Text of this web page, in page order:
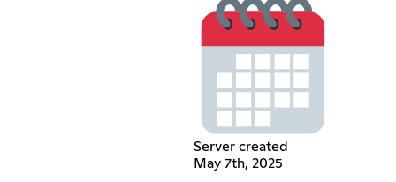
Server created
May 7th, 2025